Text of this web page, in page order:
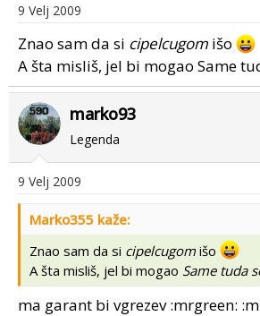
9 Velj 2009
Znao sam da si cipelcugom išo
A šta misliš, jel bi mogao Same
marko93
Legenda
9 Velj 2009
Marko355 kaže:
Znao sam da si cipelcugomišo
A šta misliš, jel bi mogao Same tuda
ma garant bi vgrezev :mrgreen: